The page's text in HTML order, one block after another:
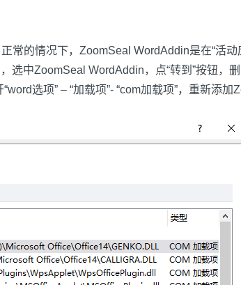
常的情况下，ZoomSeal WordAddin是在“活
中ZoomSeal WordAddin，点“转到”按钮，
选项” – “加载项”- “com加载项”，重新添加